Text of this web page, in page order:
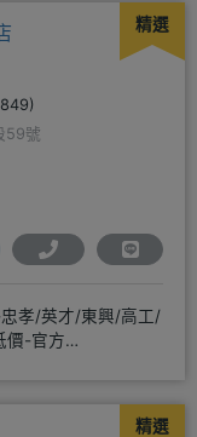
精選
59號
忠孝/英才/東興/高工/
價-官方
精選